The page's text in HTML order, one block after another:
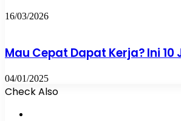
16/03/2026
Mau Cepat Dapat Kerja? Ini
04/01/2025
Check Also